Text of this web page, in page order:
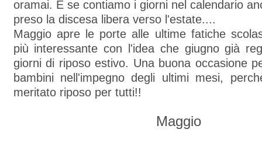
oramai. E se contiamo i giorni nel calendario
preso la discesa libera verso l'estate....
Maggio apre le porte alle ultime fatiche
più interessante con l'idea che giugno già
giorni di riposo estivo. Una buona occasione
bambini nell'impegno degli ultimi mesi,
meritato riposo per tutti!!
Maggio